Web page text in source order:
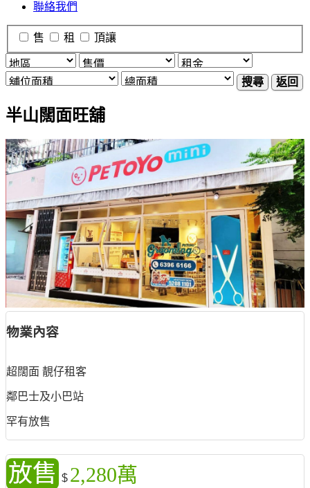
聯絡我們
售 租 頂讓
搜尋 返回
半山闊面旺舖
物業內容
超闊面 靚仔租客
鄰巴士及小巴站
罕有放售
放售 $ 2,280萬